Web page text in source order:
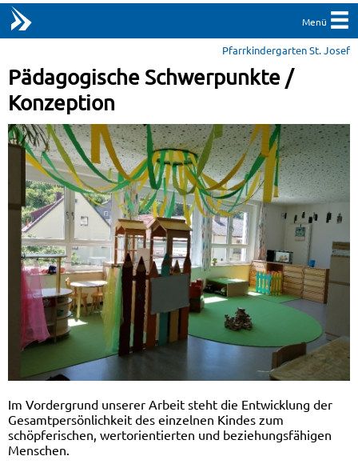
Menü
Pfarrkindergarten St. Josef
Pädagogische Schwerpunkte /
Konzeption
Im Vordergrund unserer Arbeit steht die Entwicklung der
Gesamtpersönlichkeit des einzelnen Kindes zum
schöpferischen, wertorientierten und beziehungsfähigen
Menschen.